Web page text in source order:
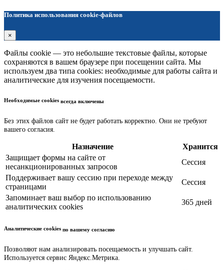
Политика использования cookie-файлов
×
Файлы cookie — это небольшие текстовые файлы, которые
сохраняются в вашем браузере при посещении сайта. Мы
используем два типа cookies: необходимые для работы сайта и
аналитические для изучения посещаемости.
Необходимые cookies всегда включены
Без этих файлов сайт не будет работать корректно. Они не требуют
вашего согласия.
Назначение
Хранится
Защищает формы на сайте от
несанкционированных запросов
Сессия
Поддерживает вашу сессию при переходе между
страницами
Сессия
Запоминает ваш выбор по использованию
аналитических cookies
365 дней
Аналитические cookies по вашему согласию
Позволяют нам анализировать посещаемость и улучшать сайт.
Используется сервис Яндекс.Метрика.